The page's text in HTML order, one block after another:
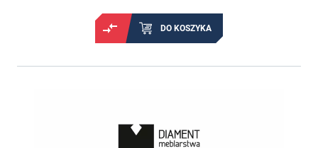
DO KOSZYKA